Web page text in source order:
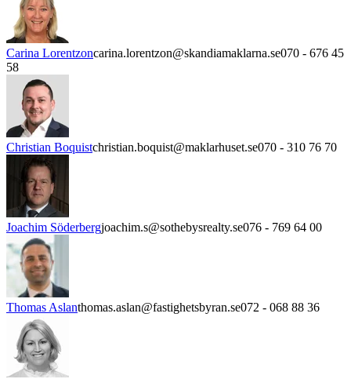
Carina Lorentzoncarina.lorentzon@skandiamaklarna.se070 - 676 45
58
Christian Boquistchristian.boquist@maklarhuset.se070 - 310 76 70
Joachim Söderbergjoachim.s@sothebysrealty.se076 - 769 64 00
Thomas Aslanthomas.aslan@fastighetsbyran.se072 - 068 88 36